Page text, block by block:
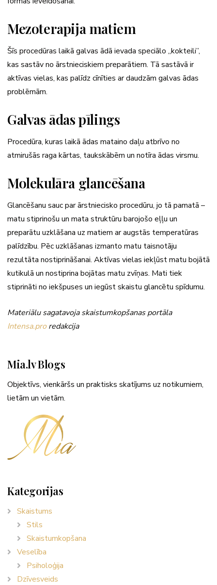
Mezoterapija matiem
Šīs procedūras laikā galvas ādā ievada speciālo „kokteili”,
kas sastāv no ārstnieciskiem preparātiem. Tā sastāvā ir
aktīvas vielas, kas palīdz cīnīties ar daudzām galvas ādas
problēmām.
Galvas ādas pīlings
Procedūra, kuras laikā ādas mataino daļu atbrīvo no
atmirušās raga kārtas, taukskābēm un notīra ādas virsmu.
Molekulāra glancēšana
Glancēšanu sauc par ārstniecisko procedūru, jo tā pamatā –
matu stiprinošu un mata struktūru barojošo eļļu un
preparātu uzklāšana uz matiem ar augstās temperatūras
palīdzību. Pēc uzklāšanas izmanto matu taisnotāju
rezultāta nostiprināšanai. Aktīvas vielas iekļūst matu bojātā
kutikulā un nostiprina bojātas matu zvīņas. Mati tiek
stiprināti no iekšpuses un iegūst skaistu glancētu spīdumu.
Materiālu sagatavoja skaistumkopšanas portāla
Intensa.proredakcija
Mia.lv Blogs
Objektīvs, vienkāršs un praktisks skatījums uz notikumiem,
lietām un vietām.
Kategorijas
Skaistums
Stils
Skaistumkopšana
Veselība
Psiholoģija
Dzīvesveids